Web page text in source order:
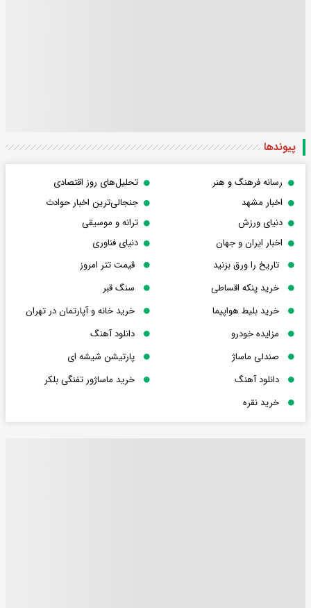
پیوندها
رسانه فرهنگ و هنر
تحلیل‌های روز اقتصادی
اخبار مشهد
جنجالی‌ترین اخبار حوادث
دنیای ورزش
ترانه و موسیقی
اخبار ایران و جهان
دنیای فناوری
تاریخ را ورق بزنید
قیمت تتر امروز
خرید پنکه اقساطی
سنگ قبر
خرید بلیط هواپیما
خرید خانه و آپارتمان در تهران
مزایده خودرو
دانلود آهنگ
صندلی ماساژ
پارتیشن شیشه ای
دانلود آهنگ
خرید ماساژور تفنگی بلکر
خرید نقره